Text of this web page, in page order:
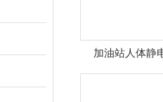
加油站人体静